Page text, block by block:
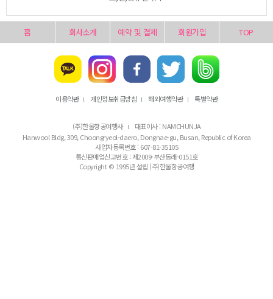
홈 회사소개 예약 및 결제 회원가입 TOP
이용약관 l 개인정보취급방침 l 해외여행약관 l 특별약관
(주)한울항공여행사 l
대표이사 : NAMCHUNJA
Hanwool Bldg, 309, Choongryeol-daero, Dongnae-gu, Busan, Republic of Korea
사업자등록번호 : 607-81-35105
통신판매업신고번호 : 제2009-부산동래-0151호
Copyright © 1995년 설립 (주)한울항공여행